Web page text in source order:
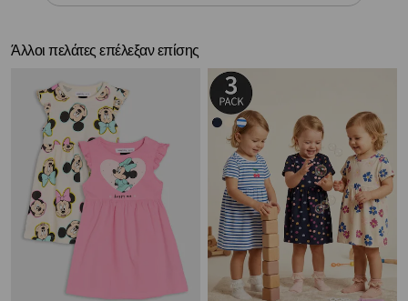
Άλλοι πελάτες επέλεξαν επίσης